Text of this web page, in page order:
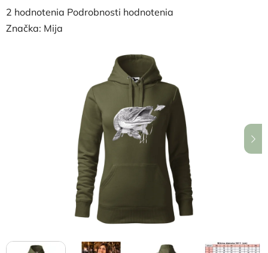
Priemerné
hodnotenie
2 hodnotenia Podrobnosti hodnotenia
Značka: Mija